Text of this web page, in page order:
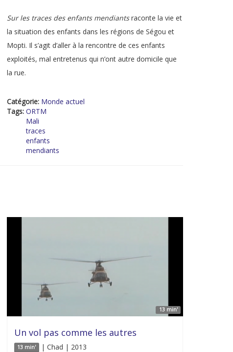
Sur les traces des enfants mendiantsraconte la vie et
la situation des enfants dans les régions de Ségou et
Mopti. Il s’agit d’aller à la rencontre de ces enfants
exploités, mal entretenus qui n’ont autre domicile que
la rue.
Catégorie: Monde actuel
Tags: ORTM
Mali
traces
enfants
mendiants
13 min'
Un vol pas comme les autres
13 min' | Chad | 2013